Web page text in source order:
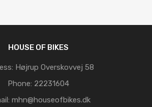
HOUSE OF BIKES
Højrup Overskovvej 58
Phone: 22231604
mhn@houseofbikes.dk